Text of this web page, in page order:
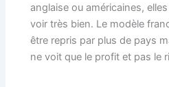
anglaise ou américaines,
voir très bien. Le modèle
être repris par plus de pays
ne voit que le profit et pas le